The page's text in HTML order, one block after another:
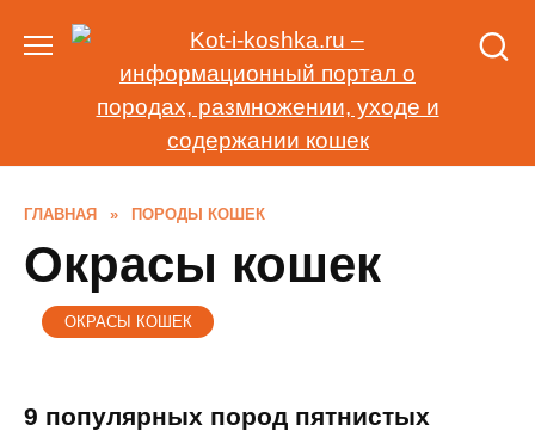
содержанию
ГЛАВНАЯ » ПОРОДЫ КОШЕК
Окрасы кошек
ОКРАСЫ КОШЕК
9 популярных пород пятнистых